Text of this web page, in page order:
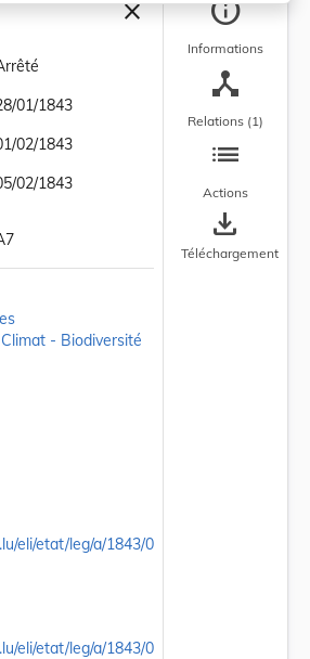
closeFermer la barre
01/1843
02/1843
02/1843
- Biodiversité
eli/etat/leg/a/1843/0
eli/etat/leg/a/1843/0
info
Informations
device_hub
Relations (1)
list
Actions
save_alt
Téléchargement